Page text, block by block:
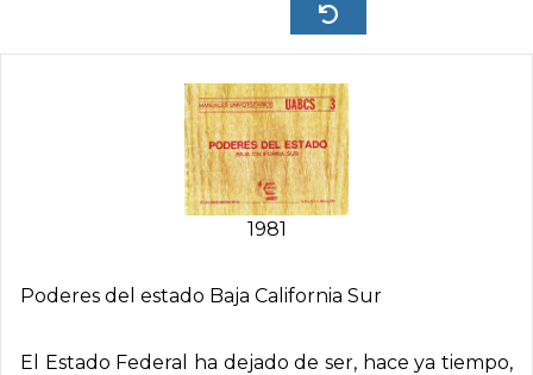
1981
Poderes del estado Baja California Sur
El Estado Federal ha dejado de ser, hace ya tiempo,